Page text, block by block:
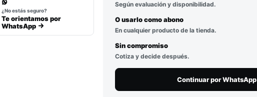
¿No estás seguro?
Te orientamos por
WhatsApp
Según evaluación y disponibilidad.
O usarlo como abono
En cualquier producto de la tienda.
Sin compromiso
Cotiza y decide después.
Continuar por WhatsApp